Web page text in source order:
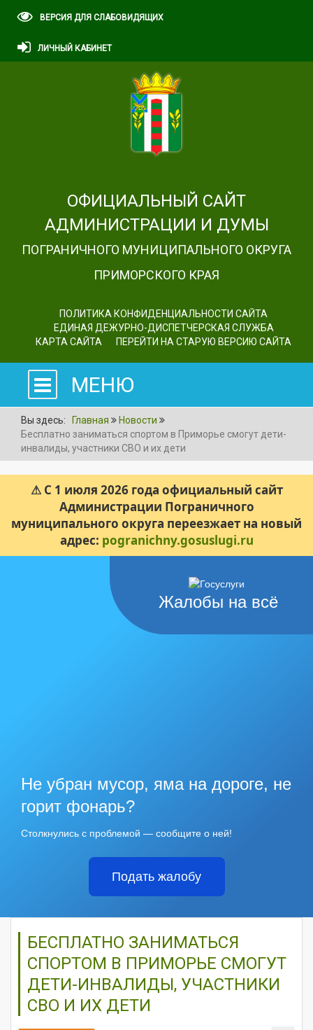
ВЕРСИЯ ДЛЯ СЛАБОВИДЯЩИХ
ЛИЧНЫЙ КАБИНЕТ
ОФИЦИАЛЬНЫЙ САЙТ
АДМИНИСТРАЦИИ И ДУМЫ
ПОГРАНИЧНОГО МУНИЦИПАЛЬНОГО ОКРУГА
ПРИМОРСКОГО КРАЯ
ПОЛИТИКА КОНФИДЕНЦИАЛЬНОСТИ САЙТА
ЕДИНАЯ ДЕЖУРНО-ДИСПЕТЧЕРСКАЯ СЛУЖБА
КАРТА САЙТА
ПЕРЕЙТИ НА СТАРУЮ ВЕРСИЮ САЙТА
МЕНЮ
Вы здесь: Главная
Новости
Бесплатно заниматься спортом в Приморье смогут дети-
инвалиды, участники СВО и их дети
⚠ С 1 июля 2026 года официальный сайт
Администрации Пограничного
муниципального округа переезжает на новый
адрес: pogranichny.gosuslugi.ru
Жалобы на всё
Не убран мусор, яма на дороге, не
горит фонарь?
Столкнулись с проблемой — сообщите о ней!
Подать жалобу
БЕСПЛАТНО ЗАНИМАТЬСЯ
СПОРТОМ В ПРИМОРЬЕ СМОГУТ
ДЕТИ-ИНВАЛИДЫ, УЧАСТНИКИ
СВО И ИХ ДЕТИ